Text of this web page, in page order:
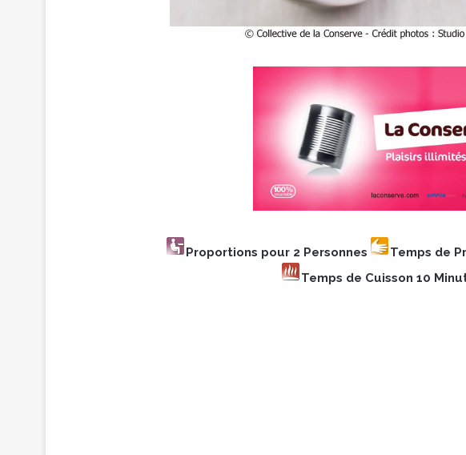
Proportions pour 2 Personnes
Temps de
Temps de Cuisson 10